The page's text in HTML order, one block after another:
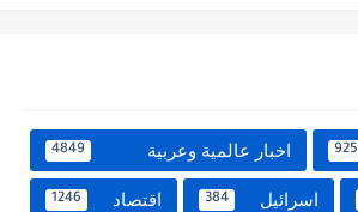
925 اخبار عالمية وعربية 4849
اسرائيل 384 اقتصاد 1246